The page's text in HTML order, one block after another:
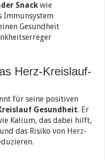
Snack wie
Immunsystem
Gesundheit
Herz-Kreislauf-
für seine positiven
Gesundheit. Er
Kalium, das dabei hilft,
das Risiko von Herz-